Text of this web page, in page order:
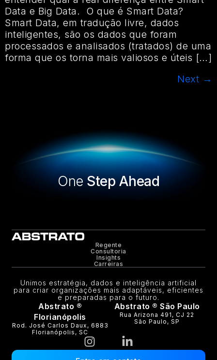
Data e Big Data. O que é Smart Data?
Smart Data, em tradução livre, dados
inteligentes, são os dados que foram
processados e analisados (tratados) de uma
forma que os torna mais valiosos e úteis […]
Next →
OneStep Ahead
Regente
Consultoria
Insights
Carreiras
Unimos estratégia, dados e inteligência artificial
para criar organizações mais adaptáveis, eficientes
e preparadas para o futuro.
Abstrato ®
Florianópolis
Rod. José Carlos Daux, 6883
Florianópolis, SC
Abstrato ® São Paulo
Rua Arizona 491, CJ 22
São Paulo, SP